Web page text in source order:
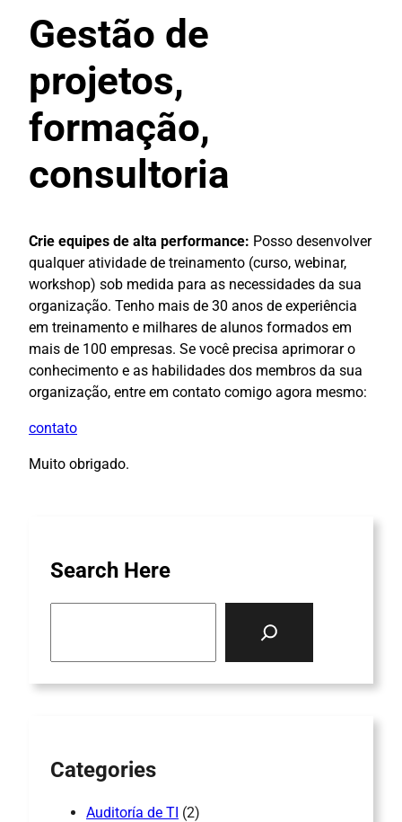
Gestão de
projetos,
formação,
consultoria
Crie equipes de alta performance: Posso desenvolver
qualquer atividade de treinamento (curso, webinar,
workshop) sob medida para as necessidades da sua
organização. Tenho mais de 30 anos de experiência
em treinamento e milhares de alunos formados em
mais de 100 empresas. Se você precisa aprimorar o
conhecimento e as habilidades dos membros da sua
organização, entre em contato comigo agora mesmo:
contato
Muito obrigado.
Search Here
Categories
Auditoría de TI (2)